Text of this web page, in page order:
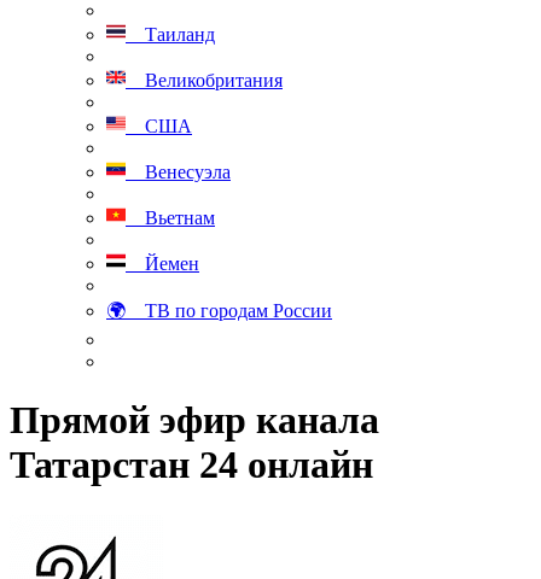
Таиланд
Великобритания
США
Венесуэла
Вьетнам
Йемен
🌍 ТВ по городам России
Прямой эфир канала
Татарстан 24 онлайн